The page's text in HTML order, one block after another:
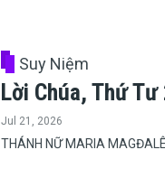
Suy Niệm
Lời Chúa, Thứ
Jul 21, 2026
THÁNH NỮ MARIA